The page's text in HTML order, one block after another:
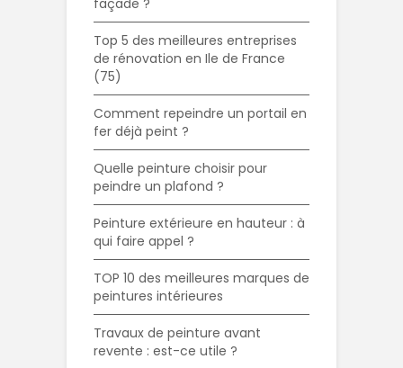
façade ?
Top 5 des meilleures entreprises
de rénovation en Ile de France
(75)
Comment repeindre un portail en
fer déjà peint ?
Quelle peinture choisir pour
peindre un plafond ?
Peinture extérieure en hauteur : à
qui faire appel ?
TOP 10 des meilleures marques de
peintures intérieures
Travaux de peinture avant
revente : est-ce utile ?